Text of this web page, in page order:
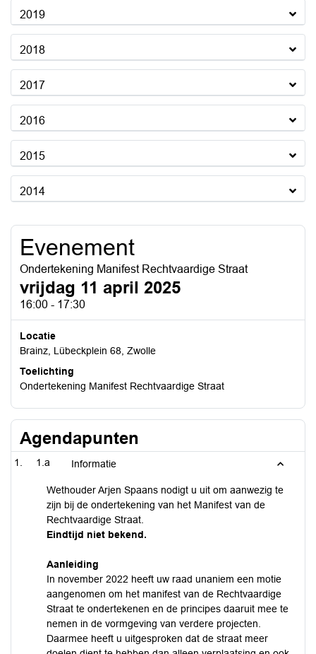
2019
2018
2017
2016
2015
2014
Evenement
Ondertekening Manifest Rechtvaardige Straat
vrijdag 11 april 2025
16:00 - 17:30
Locatie
Brainz, Lübeckplein 68, Zwolle
Toelichting
Ondertekening Manifest Rechtvaardige Straat
Agendapunten
1.a Informatie
Wethouder Arjen Spaans nodigt u uit om aanwezig te
zijn bij de ondertekening van het Manifest van de
Rechtvaardige Straat.
Eindtijd niet bekend.
Aanleiding
In november 2022 heeft uw raad unaniem een motie
aangenomen om het manifest van de Rechtvaardige
Straat te ondertekenen en de principes daaruit mee te
nemen in de vormgeving van verdere projecten.
Daarmee heeft u uitgesproken dat de straat meer